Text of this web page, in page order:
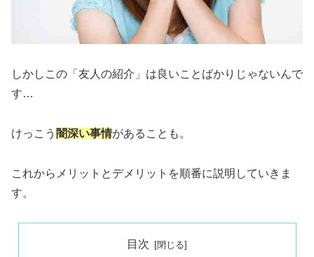
しかしこの「友人の紹介」は良いことばかりじゃないんで
す…
けっこう 闇深い事情があることも。
これからメリットとデメリットを順番に説明していきま
す。
目次